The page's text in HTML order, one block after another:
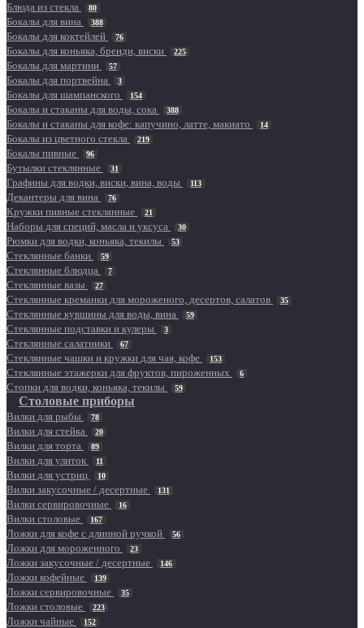
Блюда из стекла 80
Бокалы для вина 388
Бокалы для коктейлей 76
Бокалы для коньяка, бренди, виски 225
Бокалы для мартини 57
Бокалы для портвейна 3
Бокалы для шампанского 154
Бокалы и стаканы для воды, сока 388
Бокалы и стаканы для кофе: капучино, латте, макиато 14
Бокалы из цветного стекла 219
Бокалы пивные 96
Бутылки стеклянные 31
Графины для водки, виски, вина, воды 113
Декантеры для вина 76
Кружки пивные стеклянные 21
Наборы для специй, масла и уксуса 30
Рюмки для водки, коньяка, текилы 53
Стеклянные банки 59
Стеклянные блюдца 7
Стеклянные вазы 27
Стеклянные креманки для мороженого, десертов, салатов 35
Стеклянные кувшины для воды, вина 59
Стеклянные подставки и кулеры 3
Стеклянные салатники 67
Стеклянные чашки и кружки для чая, кофе 153
Стеклянные этажерки для фруктов, пироженных 6
Стопки для водки, коньяка, текилы 59
Столовые приборы
Вилки для рыбы 78
Вилки для стейка 20
Вилки для торта 89
Вилки для улиток 11
Вилки для устриц 10
Вилки закусочные / десертные 131
Вилки сервировочные 16
Вилки столовые 167
Ложки для кофе с длинной ручкой 56
Ложки для мороженного 23
Ложки закусочные / десертные 146
Ложки кофейные 139
Ложки сервировочные 35
Ложки столовые 223
Ложки чайные 152